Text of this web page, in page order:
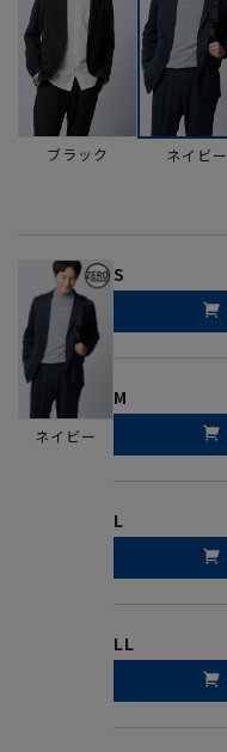
ブラック ネイビー
ネイビー
S
M
L
LL